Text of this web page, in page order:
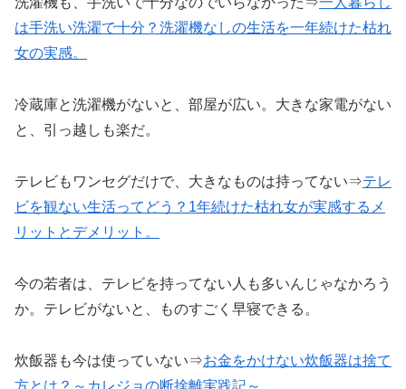
は手洗い洗濯で十分？ 洗濯機なしの生活を一年続けた枯れ
女の実感。
冷蔵庫と洗濯機がないと、部屋が広い。大きな家電がない
と、引っ越しも楽だ。
テレビもワンセグだけで、大きなものは持ってない⇒テレ
ビを観ない生活ってどう？1年続けた枯れ女が実感するメ
リットとデメリット。
今の若者は、テレビを持ってない人も多いんじゃなかろう
か。テレビがないと、ものすごく早寝できる。
炊飯器も今は使っていない⇒お金をかけない炊飯器は捨て
方とは？～カレジョの断捨離実践記～